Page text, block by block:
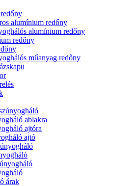
alumínium redőny
alumínium redőny
redőny
műanyag redőny
ablakra
ajtóra
ajtó
árak